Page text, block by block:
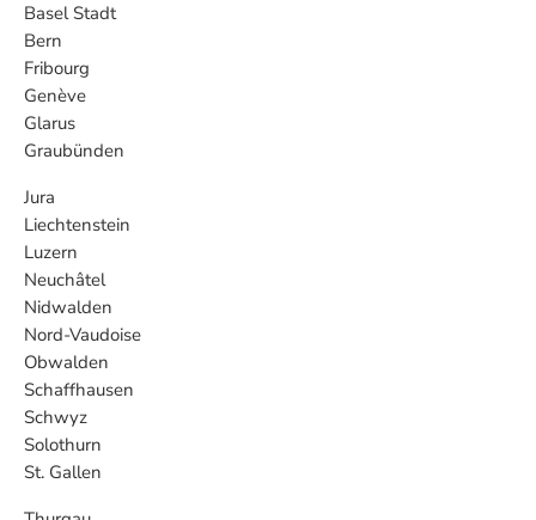
Basel Stadt
Bern
Fribourg
Genève
Glarus
Graubünden
Jura
Liechtenstein
Luzern
Neuchâtel
Nidwalden
Nord-Vaudoise
Obwalden
Schaffhausen
Schwyz
Solothurn
St. Gallen